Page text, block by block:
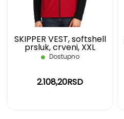
SKIPPER VEST, softshell
prsluk, crveni, XXL
Dostupno
2.108,20RSD